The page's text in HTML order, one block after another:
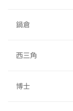
鍋倉
西三角
博士